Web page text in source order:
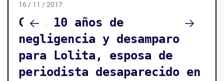
16 / 11 / 2017
Casi 10 años de
negligencia y desamparo
para Lolita, esposa de
periodista desaparecido en